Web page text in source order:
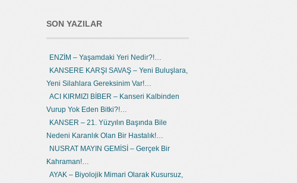
SON YAZILAR
ENZİM – Yaşamdaki Yeri Nedir?!…
KANSERE KARŞI SAVAŞ – Yeni Buluşlara,
Yeni Silahlara Gereksinim Var!…
ACI KIRMIZI BİBER – Kanseri Kalbinden
Vurup Yok Eden Bitki?!…
KANSER – 21. Yüzyılın Başında Bile
Nedeni Karanlık Olan Bir Hastalık!…
NUSRAT MAYIN GEMİSİ – Gerçek Bir
Kahraman!…
AYAK – Biyolojik Mimari Olarak Kusursuz,